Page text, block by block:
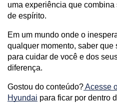
uma experiência que
de espírito.
Em um mundo onde o
qualquer momento, saber
para cuidar de você e dos
diferença.
Gostou do conteúdo? Acesse
Hyundai para ficar por dentro